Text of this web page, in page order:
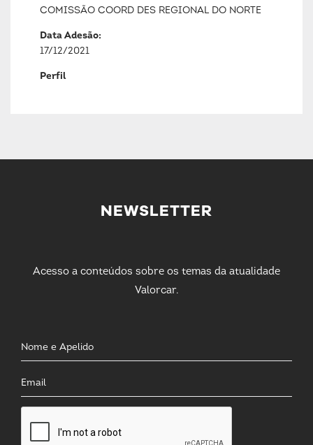
COMISSÃO COORD DES REGIONAL DO NORTE
Data Adesão:
17/12/2021
Perfil
NEWSLETTER
Acesso a conteúdos sobre os temas da atualidade
Valorcar.